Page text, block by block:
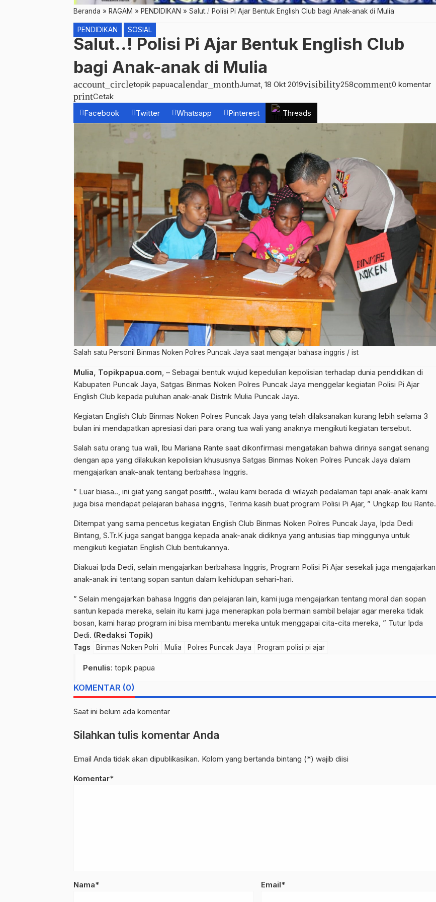
Beranda » RAGAM » PENDIDIKAN » Salut..! Polisi Pi Ajar Bentuk English Club bagi Anak-anak di Mulia
PENDIDIKAN SOSIAL
Salut..! Polisi Pi Ajar Bentuk English Club
bagi Anak-anak di Mulia
account_circletopik papuacalendar_monthJumat, 18 Okt 2019visibility258comment0 komentar
printCetak
Facebook
Twitter Whatsapp Pinterest Threads
Salah satu Personil Binmas Noken Polres Puncak Jaya saat mengajar bahasa inggris / ist
Mulia, Topikpapua.com , – Sebagai bentuk wujud kepedulian kepolisian terhadap dunia pendidikan di
Kabupaten Puncak Jaya, Satgas Binmas Noken Polres Puncak Jaya menggelar kegiatan Polisi Pi Ajar
English Club kepada puluhan anak-anak Distrik Mulia Puncak Jaya.
Kegiatan English Club Binmas Noken Polres Puncak Jaya yang telah dilaksanakan kurang lebih selama 3
bulan ini mendapatkan apresiasi dari para orang tua wali yang anaknya mengikuti kegiatan tersebut.
Salah satu orang tua wali, Ibu Mariana Rante saat dikonfirmasi mengatakan bahwa dirinya sangat senang
dengan apa yang dilakukan kepolisian khususnya Satgas Binmas Noken Polres Puncak Jaya dalam
mengajarkan anak-anak tentang berbahasa Inggris.
” Luar biasa.., ini giat yang sangat positif.., walau kami berada di wilayah pedalaman tapi anak-anak kami
juga bisa mendapat pelajaran bahasa inggris, Terima kasih buat program Polisi Pi Ajar, ” Ungkap Ibu Rante.
Ditempat yang sama pencetus kegiatan English Club Binmas Noken Polres Puncak Jaya, Ipda Dedi
Bintang, S.Tr.K juga sangat bangga kepada anak-anak didiknya yang antusias tiap minggunya untuk
mengikuti kegiatan English Club bentukannya.
Diakuai Ipda Dedi, selain mengajarkan berbahasa Inggris, Program Polisi Pi Ajar sesekali juga mengajarkan
anak-anak ini tentang sopan santun dalam kehidupan sehari-hari.
” Selain mengajarkan bahasa Inggris dan pelajaran lain, kami juga mengajarkan tentang moral dan sopan
santun kepada mereka, selain itu kami juga menerapkan pola bermain sambil belajar agar mereka tidak
bosan, kami harap program ini bisa membantu mereka untuk menggapai cita-cita mereka, ” Tutur Ipda
Dedi. (Redaksi Topik)
Tags Binmas Noken Polri Mulia Polres Puncak Jaya Program polisi pi ajar
Penulis: topik papua
KOMENTAR (0)
Saat ini belum ada komentar
Silahkan tulis komentar Anda
Email Anda tidak akan dipublikasikan. Kolom yang bertanda bintang (*) wajib diisi
Komentar*
Nama* Email*